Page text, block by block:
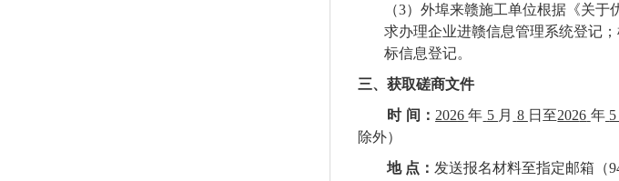
（3）外埠来赣施工单位根据《关于
求办理企业进赣信息管理系统登记
标信息登记。
三、获取磋商文件
时 间： 2026 年 5 月 8 日至2026 年 5
除外）
地 点： 发送报名材料至指定邮箱（